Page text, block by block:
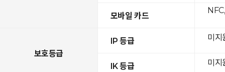
모바일 카드
보호등급
IP 등급
IK 등급
미지
미지